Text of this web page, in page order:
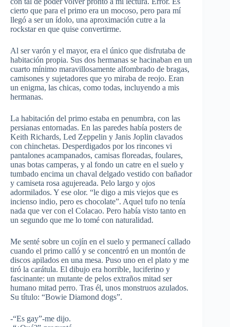
cierto que para el primo era un mocoso, pero para mí
llegó a ser un ídolo, una aproximación cutre a la
rockstar en que quise convertirme.
Al ser varón y el mayor, era el único que disfrutaba de
habitación propia. Sus dos hermanas se hacinaban en un
cuarto mínimo maravillosamente alfombrado de bragas,
camisones y sujetadores que yo miraba de reojo. Eran
un enigma, las chicas, como todas, incluyendo a mis
hermanas.
La habitación del primo estaba en penumbra, con las
persianas entornadas. En las paredes había posters de
Keith Richards, Led Zeppelin y Janis Joplin clavados
con chinchetas. Desperdigados por los rincones vi
pantalones acampanados, camisas floreadas, foulares,
unas botas camperas, y al fondo un catre en el suelo y
tumbado encima un chaval delgado vestido con bañador
y camiseta rosa agujereada. Pelo largo y ojos
adormilados. Y ese olor. “le digo a mis viejos que es
incienso indio, pero es chocolate”. Aquel tufo no tenía
nada que ver con el Colacao. Pero había visto tanto en
un segundo que me lo tomé con naturalidad.
Me senté sobre un cojín en el suelo y permanecí callado
cuando el primo calló y se concentró en un montón de
discos apilados en una mesa. Puso uno en el plato y me
tiró la carátula. El dibujo era horrible, luciferino y
fascinante: un mutante de pelos extraños mitad ser
humano mitad perro. Tras él, unos monstruos azulados.
Su título: “Bowie Diamond dogs”.
-“Es gay”-me dijo.